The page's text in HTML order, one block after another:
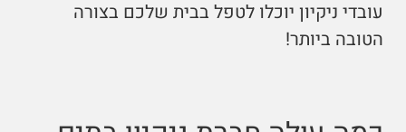
עובדי ניקיון יוכלו לטפל בבית שלכם בצורה
הטובה ביותר!